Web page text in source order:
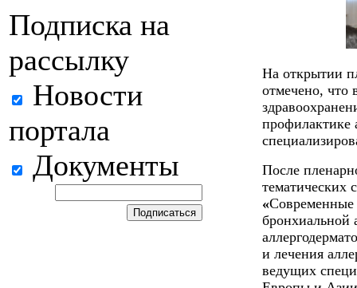
Подписка на
рассылку
Новости
портала
Документы
На открытии
отмечено, что
профилактике
После
тематических
«Современные
бронхиальной
и лечения
ведущих